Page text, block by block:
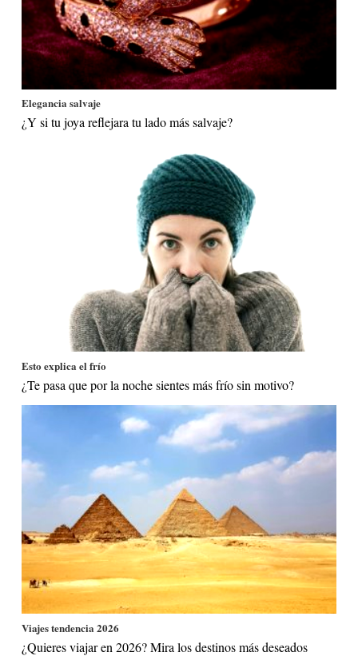
Elegancia salvaje
¿Y si tu joya reflejara tu lado más salvaje?
Esto explica el frío
¿Te pasa que por la noche sientes más frío sin motivo?
Viajes tendencia 2026
¿Quieres viajar en 2026? Mira los destinos más deseados